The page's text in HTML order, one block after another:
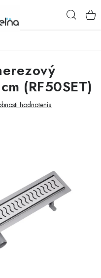
KÚTOM A
(RF50SET)
hodnotenia